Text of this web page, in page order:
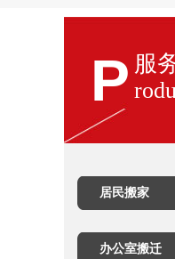
P 服
居民搬家
办公室搬迁